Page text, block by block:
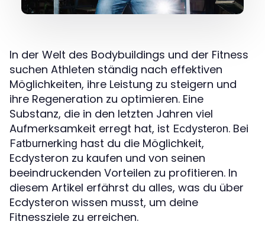
In der Welt des Bodybuildings und der Fitness
suchen Athleten ständig nach effektiven
Möglichkeiten, ihre Leistung zu steigern und
ihre Regeneration zu optimieren. Eine
Substanz, die in den letzten Jahren viel
Aufmerksamkeit erregt hat, ist Ecdysteron. Bei
Fatburnerking hast du die Möglichkeit,
Ecdysteron zu kaufen und von seinen
beeindruckenden Vorteilen zu profitieren. In
diesem Artikel erfährst du alles, was du über
Ecdysteron wissen musst, um deine
Fitnessziele zu erreichen.